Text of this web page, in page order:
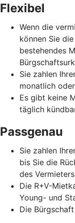
Flexibel
Wenn die
können Sie
bestehendes
Sie zahlen
monatlich
Es gibt keine
täglich
Passgenau
Sie zahlen
bis Sie die
des
Die R+V-
Young- und
Die